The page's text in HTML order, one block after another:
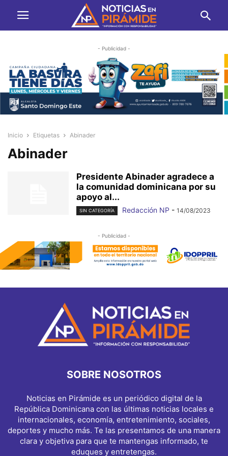
- Publicidad -
Inicio Etiquetas Abinader
Abinader
Presidente Abinader agradece a
la comunidad dominicana por su
apoyo al...
SIN CATEGORÍA Redacción NP - 14/08/2023
- Publicidad -
SOBRE NOSOTROS
Noticias en Pirámide es un periódico digital de la
República Dominicana con las últimas noticias locales e
internacionales, economía, entretenimiento, sociales,
deportes y mucho más. Te las presentamos de una manera
clara y objetiva para que te mantengas informado, te
eduques y entretengas.